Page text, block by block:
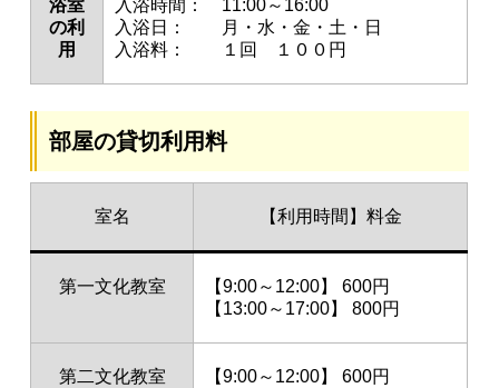
浴室
の利
用
入浴時間： 11:00～16:00
入浴日： 月・水・金・土・日
入浴料： １回 １００円
部屋の貸切利用料
室名 【利用時間】料金
第一文化教室
【9:00～12:00】 600円
【13:00～17:00】 800円
第二文化教室
【9:00～12:00】 600円